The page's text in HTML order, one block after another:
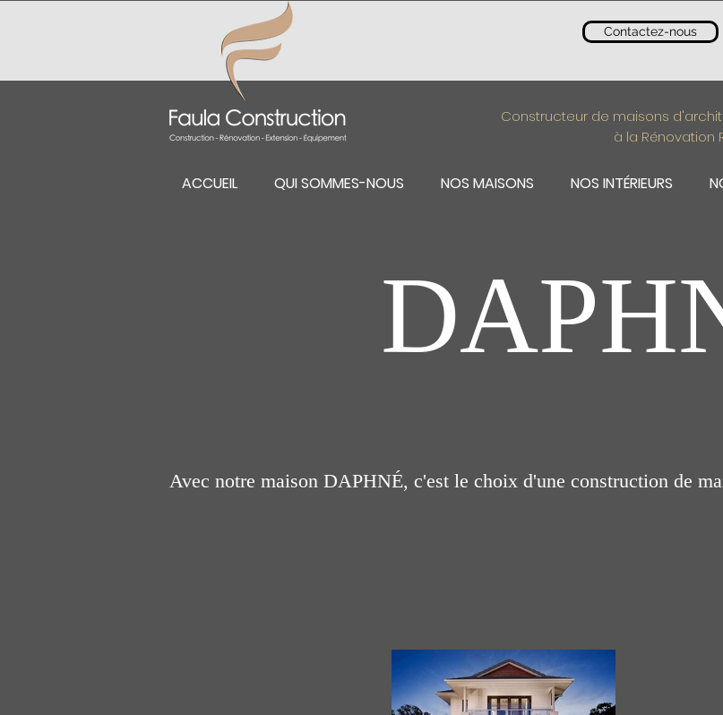
Contactez-nous
Constructeur de maisons
à la Rénovation
ACCUEIL QUI SOMMES-NOUS NOS MAISONS NOS INTÉRIEURS
Avec notre maison DAPHNÉ, c'est le choix d'une construction de